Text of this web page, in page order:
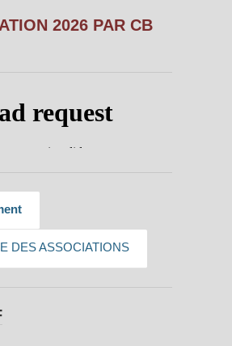
2026 PAR CB
DES ASSOCIATIONS